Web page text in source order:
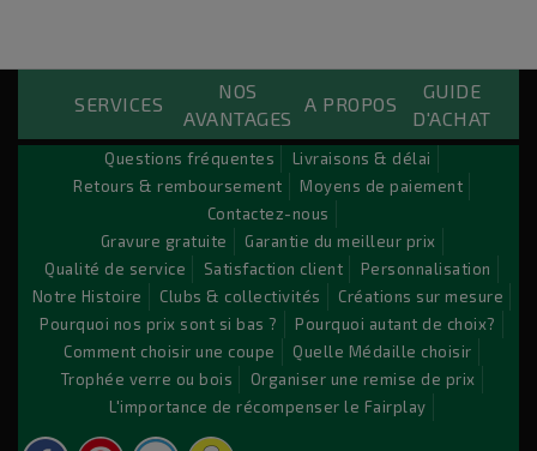
SERVICES
NOS
AVANTAGES
A PROPOS
GUIDE
D'ACHAT
Questions fréquentes
Livraisons & délai
Retours & remboursement
Moyens de paiement
Contactez-nous
Gravure gratuite
Garantie du meilleur prix
Qualité de service
Satisfaction client
Personnalisation
Notre Histoire
Clubs & collectivités
Créations sur mesure
Pourquoi nos prix sont si bas ?
Pourquoi autant de choix?
Comment choisir une coupe
Quelle Médaille choisir
Trophée verre ou bois
Organiser une remise de prix
L'importance de récompenser le Fairplay
Custom Payements Block
Lorem ipsum dolor sit amet conse ctetu
Sit amet conse ctetur adipisicing elit, sed do eiusmod
tempor incididunt ut labore et dolore magna aliqua. Ut
enim ad minim veniam, quis nostrud exercitation ullamco
laboris nisi ut aliquip ex ea commodo consequat. Duis aute
irure dolor in reprehenderit.
© 2026 - Logiciel e-commerce par PrestaShop™